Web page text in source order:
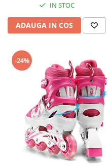
IN STOC
ADAUGA IN COS
-24%